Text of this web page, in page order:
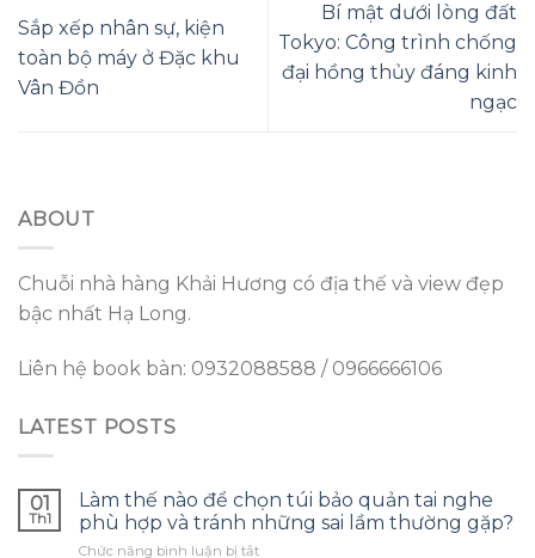
Sắp xếp nhân sự, kiện
toàn bộ máy ở Đặc khu
Vân Đồn
Bí mật dưới lòng đất
Tokyo: Công trình chống
đại hồng thủy đáng kinh
ngạc
ABOUT
Chuỗi nhà hàng Khải Hương có địa thế và view đẹp
bậc nhất Hạ Long.
Liên hệ book bàn: 0932088588 / 0966666106
LATEST POSTS
01
Th1
Làm thế nào để chọn túi bảo quản tai nghe
phù hợp và tránh những sai lầm thường gặp?
Chức năng bình luận bị tắtở